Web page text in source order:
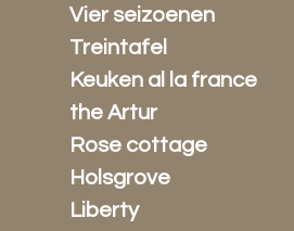
Vier seizoenen
Treintafel
Keuken al la france
the Artur
Rose cottage
Holsgrove
Liberty